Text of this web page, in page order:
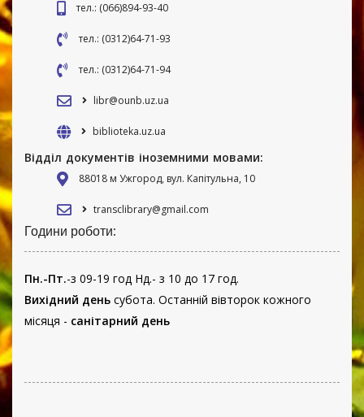
тел.: (066)894-93-40
тел.: (0312)64-71-93
тел.: (0312)64-71-94
libr@ounb.uz.ua
biblioteka.uz.ua
Відділ документів іноземними мовами:
88018 м Ужгород, вул. Капітульна, 10
transclibrary@gmail.com
Години роботи:
Пн.-Пт.-з 09-19 год Нд.- з 10 до 17 год.
Вихідний день субота. Останній вівторок кожного
місяця - санітарний день